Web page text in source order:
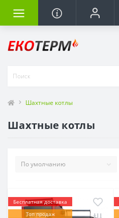
Шахтные котлы
Шахтные котлы
Бесплатная доставка
Топ продаж